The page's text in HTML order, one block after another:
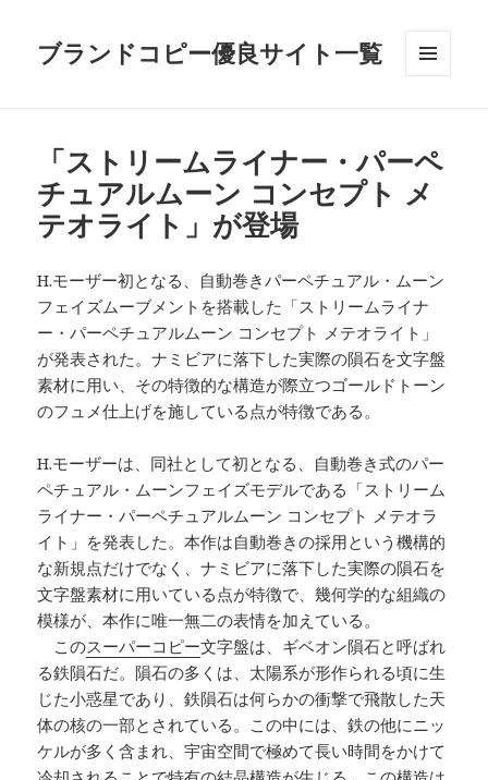
ブランドコピー優良サイト一覧
「ストリームライナー・パーペ
チュアルムーン コンセプト メ
テオライト」が登場
H.モーザー初となる、自動巻きパーペチュアル・ムーン
フェイズムーブメントを搭載した「ストリームライナ
ー・パーペチュアルムーン コンセプト メテオライト」
が発表された。ナミビアに落下した実際の隕石を文字盤
素材に用い、その特徴的な構造が際立つゴールドトーン
のフュメ仕上げを施している点が特徴である。
H.モーザーは、同社として初となる、自動巻き式のパー
ペチュアル・ムーンフェイズモデルである「ストリーム
ライナー・パーペチュアルムーン コンセプト メテオラ
イト」を発表した。本作は自動巻きの採用という機構的
な新規点だけでなく、ナミビアに落下した実際の隕石を
文字盤素材に用いている点が特徴で、幾何学的な組織の
模様が、本作に唯一無二の表情を加えている。
このスーパーコピー文字盤は、ギベオン隕石と呼ばれ
る鉄隕石だ。隕石の多くは、太陽系が形作られる頃に生
じた小惑星であり、鉄隕石は何らかの衝撃で飛散した天
体の核の一部とされている。この中には、鉄の他にニッ
ケルが多く含まれ、宇宙空間で極めて長い時間をかけて